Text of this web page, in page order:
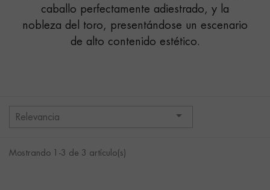
caballo perfectamente adiestrado, y la
nobleza del toro, presentándose un escenario
de alto contenido estético.
Relevancia 
Mostrando 1-3 de 3 artículo(s)